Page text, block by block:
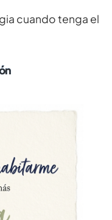
cuando tenga el